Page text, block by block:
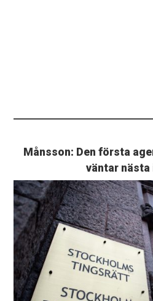
Månsson: Den första
väntar nästa